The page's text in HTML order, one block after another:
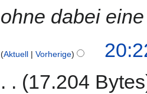
ohne dabei
Aktuell Vorherige
17.204 Bytes